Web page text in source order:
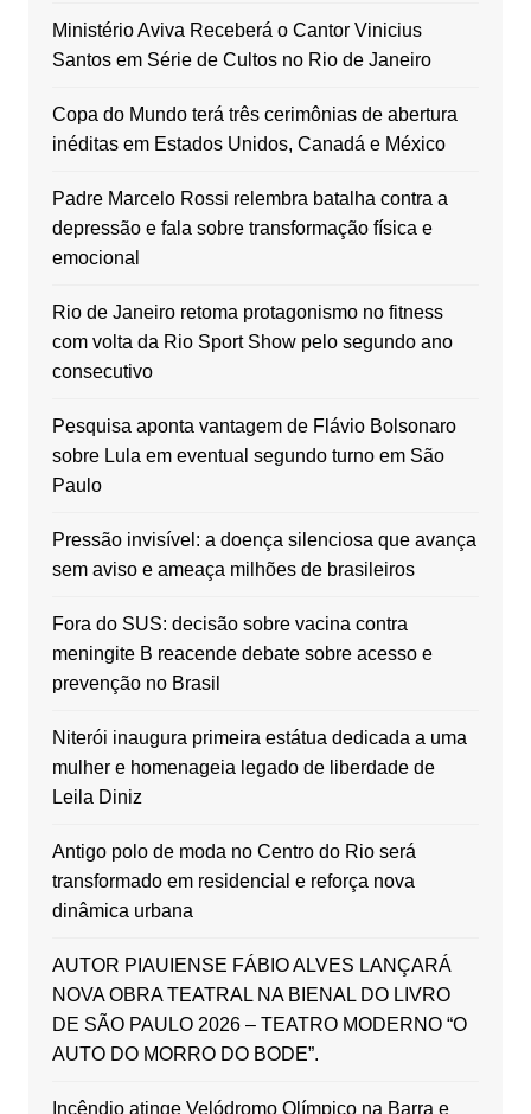
Ministério Aviva Receberá o Cantor Vinicius
Santos em Série de Cultos no Rio de Janeiro
Copa do Mundo terá três cerimônias de abertura
inéditas em Estados Unidos, Canadá e México
Padre Marcelo Rossi relembra batalha contra a
depressão e fala sobre transformação física e
emocional
Rio de Janeiro retoma protagonismo no fitness
com volta da Rio Sport Show pelo segundo ano
consecutivo
Pesquisa aponta vantagem de Flávio Bolsonaro
sobre Lula em eventual segundo turno em São
Paulo
Pressão invisível: a doença silenciosa que avança
sem aviso e ameaça milhões de brasileiros
Fora do SUS: decisão sobre vacina contra
meningite B reacende debate sobre acesso e
prevenção no Brasil
Niterói inaugura primeira estátua dedicada a uma
mulher e homenageia legado de liberdade de
Leila Diniz
Antigo polo de moda no Centro do Rio será
transformado em residencial e reforça nova
dinâmica urbana
AUTOR PIAUIENSE FÁBIO ALVES LANÇARÁ
NOVA OBRA TEATRAL NA BIENAL DO LIVRO
DE SÃO PAULO 2026 – TEATRO MODERNO “O
AUTO DO MORRO DO BODE”.
Incêndio atinge Velódromo Olímpico na Barra e